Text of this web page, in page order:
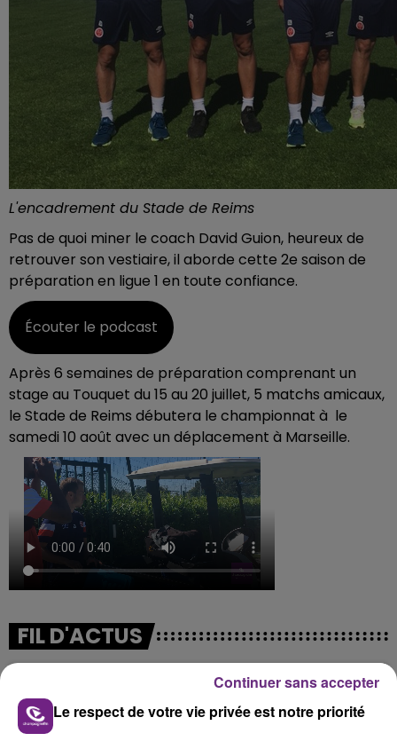
L'encadrement du Stade de Reims
Pas de quoi miner le coach David Guion, heureux de
retrouver son vestiaire, il aborde cette 2e saison de
préparation en ligue 1 en toute confiance.
Écouter le podcast
Après 6 semaines de préparation comprenant un
stage au Touquet du 15 au 20 juillet, 5 matchs amicaux,
le Stade de Reims débutera le championnat à le
samedi 10 août avec un déplacement à Marseille.
FIL D'ACTUS
Le respect de votre vie privée est notre priorité
Continuer sans accepter